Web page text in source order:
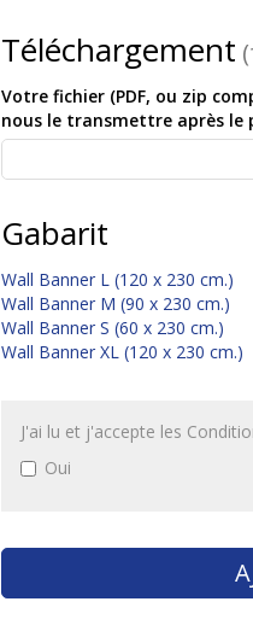
Téléchargement
Votre fichier (PDF, ou zip
nous le transmettre après le
Gabarit
Wall Banner L (120 x 230 cm.)
Wall Banner M (90 x 230 cm.)
Wall Banner S (60 x 230 cm.)
Wall Banner XL (120 x 230 cm.)
J'ai lu et j'accepte les
Oui